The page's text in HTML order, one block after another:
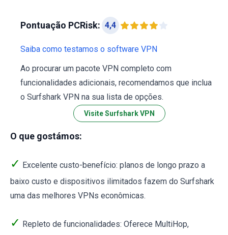
Pontuação PCRisk: 4,4
Saiba como testamos o software VPN
Ao procurar um pacote VPN completo com
funcionalidades adicionais, recomendamos que inclua
o Surfshark VPN na sua lista de opções.
Visite Surfshark VPN
O que gostámos:
✓ Excelente custo-benefício: planos de longo prazo a
baixo custo e dispositivos ilimitados fazem do Surfshark
uma das melhores VPNs econômicas.
✓ Repleto de funcionalidades: Oferece MultiHop,